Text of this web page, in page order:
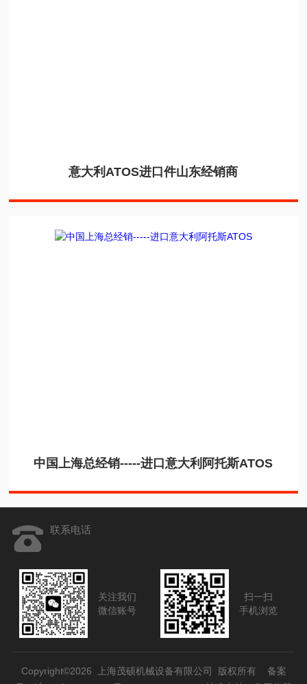
意大利ATOS进口件山东经销商
中国上海总经销-----进口意大利阿托斯ATOS
联系电话
关注我们
微信账号
扫一扫
手机浏览
Copyright©2026 上海茂硕机械设备有限公司 版权所有 备案